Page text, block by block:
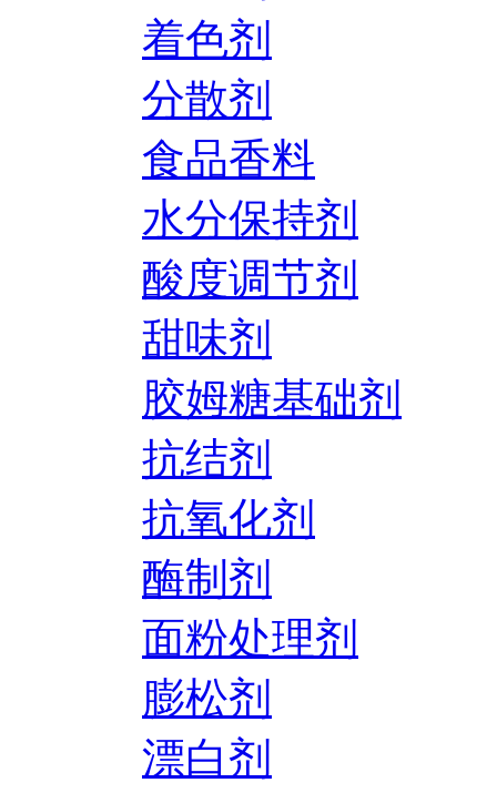
着色剂
分散剂
食品香料
水分保持剂
酸度调节剂
甜味剂
胶姆糖基础剂
抗结剂
抗氧化剂
酶制剂
面粉处理剂
膨松剂
漂白剂